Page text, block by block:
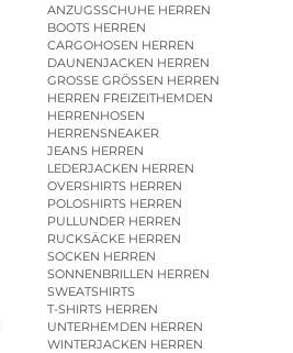
ANZUGSSCHUHE HERREN
BOOTS HERREN
CARGOHOSEN HERREN
DAUNENJACKEN HERREN
GROSSE GRÖSSEN HERREN
HERREN FREIZEITHEMDEN
HERRENHOSEN
HERRENSNEAKER
JEANS HERREN
LEDERJACKEN HERREN
OVERSHIRTS HERREN
POLOSHIRTS HERREN
PULLUNDER HERREN
RUCKSÄCKE HERREN
SOCKEN HERREN
SONNENBRILLEN HERREN
SWEATSHIRTS
T-SHIRTS HERREN
UNTERHEMDEN HERREN
WINTERJACKEN HERREN